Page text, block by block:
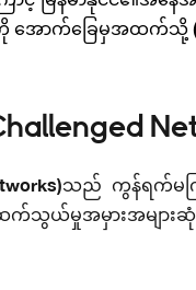
အောက်ခြေမှအထက်
သည် ကွန်ရက်မ
ယ်မှုအမှားအများဆုံ